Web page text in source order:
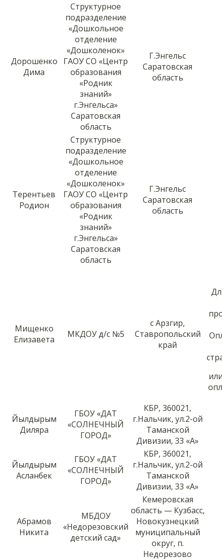
Дорошенко
Дима
Структурное
подразделение
«Дошкольное
отделение
«Дошколенок»
ГАОУ СО «Центр
образования
«Родник
знаний»
г.Энгельса»
Саратовская
область
Г.Энгельс
Саратовская
область
Терентьев
Родион
Структурное
подразделение
«Дошкольное
отделение
«Дошколенок»
ГАОУ СО «Центр
образования
«Родник
знаний»
г.Энгельса»
Саратовская
область
Г.Энгельс
Саратовская
область
Мищенко
Елизавета
МКДОУ д/с №5
с Арзгир,
Ставропольский
край
Йылдырым
Диляра
ГБОУ «ДАТ
«СОЛНЕЧНЫЙ
ГОРОД»
КБР, 360021,
г.Нальчик, ул.2-ой
Таманской
Дивизии, 33 «А»
Йылдырым
Асланбек
ГБОУ «ДАТ
«СОЛНЕЧНЫЙ
ГОРОД»
КБР, 360021,
г.Нальчик, ул.2-ой
Таманской
Дивизии, 33 «А»
Абрамов
Никита
МБДОУ
«Недорезовский
детский сад»
Кемеровская
область — Кузбасс,
Новокузнецкий
муниципальный
округ, п.
Недорезово